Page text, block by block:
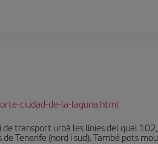
ciudad-de-la-laguna.html
transport urbà les línies del qual
Tenerife (nord i sud). També pots